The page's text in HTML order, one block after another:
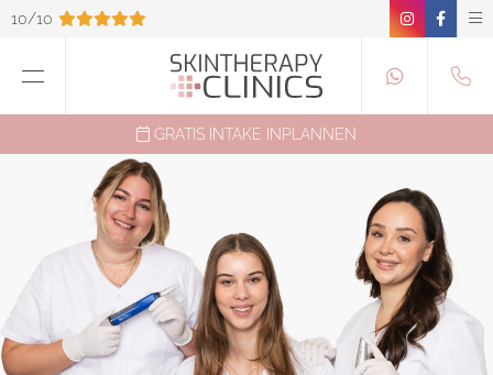
10/10
GRATIS INTAKE INPLANNEN